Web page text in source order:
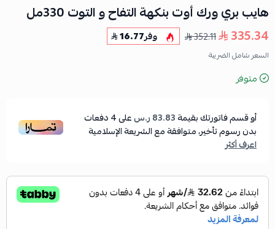
هايب بري ورك أوت بنكهة التفاح و التوت 330مل
335.34
352.11 وفر16.77
السعر شامل الضريبة
متوفر
أو قسم فاتورتك بقيمة83.83 ر.س على4دفعات
بدون رسوم تأخير، متوافقة مع الشريعة الإسلامية
اعرف أكثر